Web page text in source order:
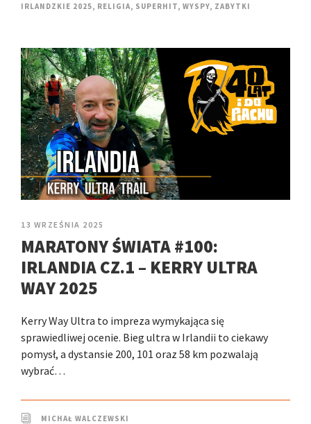
IRLANDZKIE 2025, RELIGIA, SUPERHIT, WYSPY, ZABYTKI
13 WRZEŚNIA 2025
MARATONY ŚWIATA #100:
IRLANDIA CZ.1 – KERRY ULTRA
WAY 2025
Kerry Way Ultra to impreza wymykająca się
sprawiedliwej ocenie. Bieg ultra w Irlandii to ciekawy
pomysł, a dystansie 200, 101 oraz 58 km pozwalają
wybrać…
MICHAŁ WALCZEWSKI